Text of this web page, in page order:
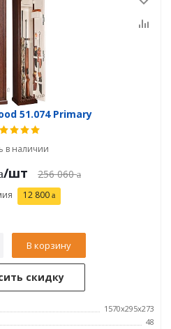
51.074 Primary
в наличии
/шт 256 060
12 800
В корзину
скидку
1570х295х273
48